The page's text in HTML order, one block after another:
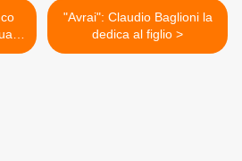
"Avrai": Claudio Baglioni la
dedica al figlio >